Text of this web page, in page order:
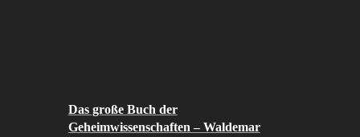
Das große Buch der
Geheimwissenschaften – Waldemar